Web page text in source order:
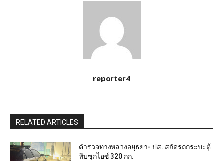
reporter4
RELATED ARTICLES
ตำรวจทางหลวงอยุธยา- ปส. สกัดรถกระบะตู้
ทึบซุกไอซ์ 320 กก.